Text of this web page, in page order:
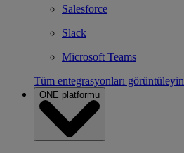
Salesforce
Slack
Microsoft Teams
Tüm entegrasyonları görüntüleyin
ONE platformu